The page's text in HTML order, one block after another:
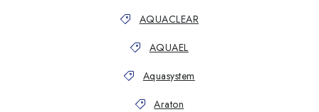
AQUACLEAR
AQUAEL
Aquasystem
Araton